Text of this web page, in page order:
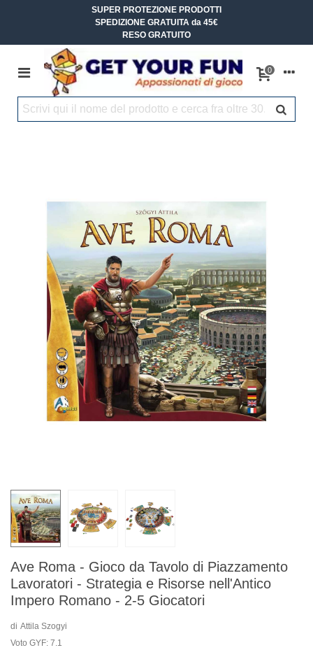
SUPER PROTEZIONE PRODOTTI
SPEDIZIONE GRATUITA da 45€
RESO GRATUITO
0
Ave Roma - Gioco da Tavolo di Piazzamento
Lavoratori - Strategia e Risorse nell'Antico
Impero Romano - 2-5 Giocatori
di Attila Szogyi
Voto GYF: 7.1